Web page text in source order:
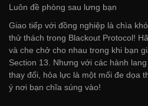
Luôn đề phòng sau lưng bạn
Giao tiếp với đồng nghiệp là chìa
thử thách trong Blackout Protocol!
và che chở cho nhau trong khi bạn
Section 13. Nhưng với các hành
thay đổi, hỏa lực là một mối đe dọa
ý nơi bạn chĩa súng vào!